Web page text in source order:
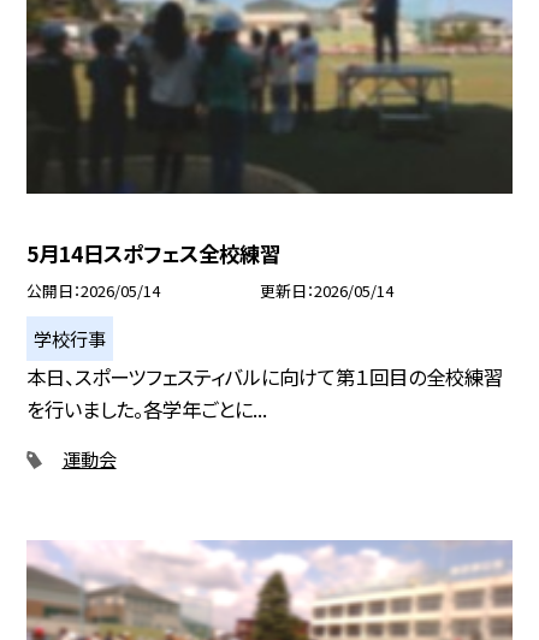
5月14日スポフェス全校練習
公開日 2026/05/14 更新日 2026/05/14
学校行事
本日、スポーツフェスティバルに向けて第１回目の全校練習
を行いました。各学年ごとに...
運動会